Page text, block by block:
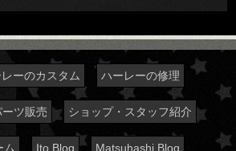
ーのカスタム ハーレーの修理
ツ販売 ショップ・スタッフ紹介
ム Ito Blog Matsuhashi Blog